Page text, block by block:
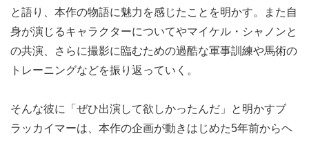
と語り、本作の物語に魅力を感じたことを明かす。また自
身が演じるキャラクターについてやマイケル・シャノンと
の共演、さらに撮影に臨むための過酷な軍事訓練や馬術の
トレーニングなどを振り返っていく。
そんな彼に「ぜひ出演して欲しかったんだ」と明かすブ
ラッカイマーは、本作の企画が動きはじめた5年前からヘ